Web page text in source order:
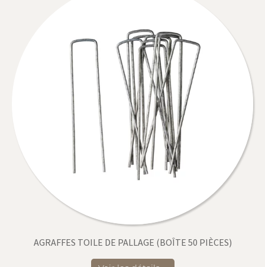
AGRAFFES TOILE DE PALLAGE (BOÎTE 50 PIÈCES)